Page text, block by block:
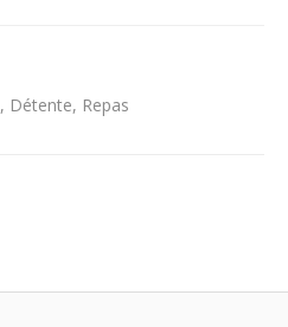
, Détente, Repas